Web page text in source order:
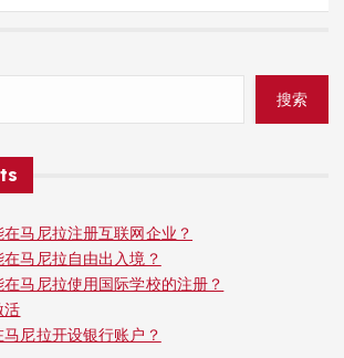
搜索
马尼拉注册互联网企业？
马尼拉自由出入境？
马尼拉使用国际学校的注册？
活
尼拉开设银行账户？